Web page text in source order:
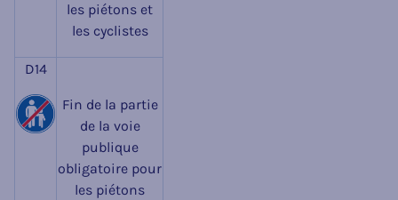
les piétons et
les cyclistes
D14
Fin de la partie
de la voie
publique
obligatoire pour
les piétons